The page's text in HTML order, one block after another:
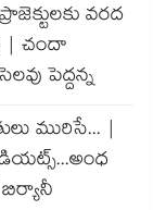
వరద
| చందా
పెద్దన్న
మురిసే... |